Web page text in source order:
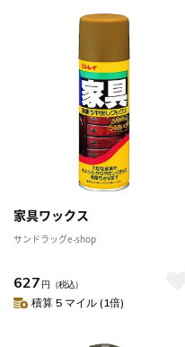
家具ワックス
サンドラッグe-shop
627 円 （税込）
積算 5 マイル (1倍)